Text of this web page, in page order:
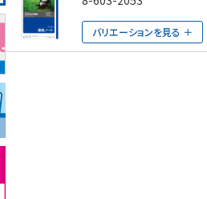
バリエーションを見る